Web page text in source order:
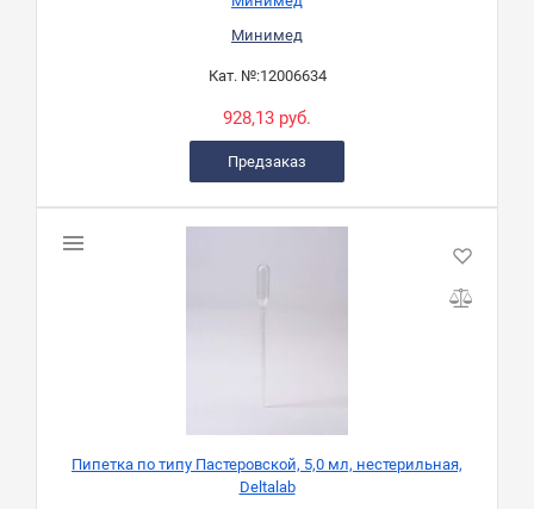
Минимед
Кат. №:12006634
928,13 руб.
Предзаказ
Пипетка по типу Пастеровской, 5,0 мл, нестерильная,
Deltalab